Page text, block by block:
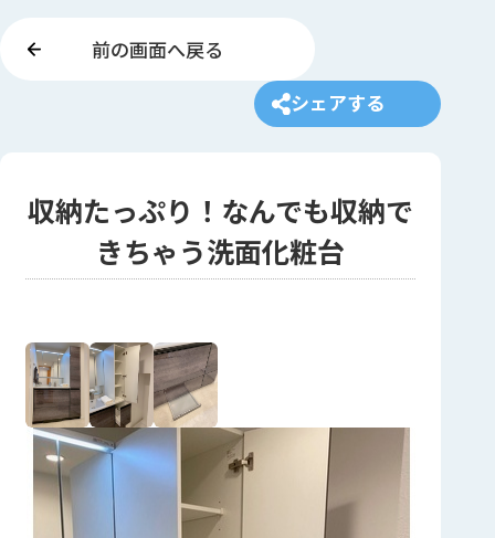
前の画面へ戻る
シェアする
収納たっぷり！なんでも収納で
きちゃう洗面化粧台